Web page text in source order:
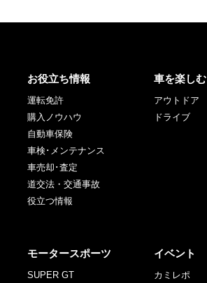
お役立ち情報
運転免許
購入ノウハウ
自動車保険
車検･メンテナンス
車売却･査定
道交法・交通事故
役立つ情報
車を楽しむ
アウトドア
ドライブ
モータースポーツ
SUPER GT
イベント
カミレポ